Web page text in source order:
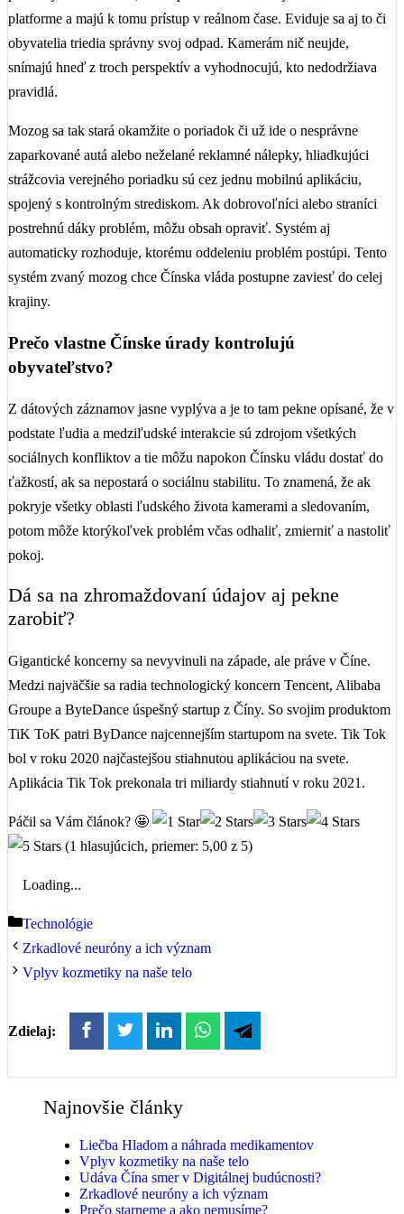
platforme a majú k tomu prístup v reálnom čase. Eviduje sa aj to či
obyvatelia triedia správny svoj odpad. Kamerám nič neujde,
snímajú hneď z troch perspektív a vyhodnocujú, kto nedodržiava
pravidlá.
Mozog sa tak stará okamžite o poriadok či už ide o nesprávne
zaparkované autá alebo neželané reklamné nálepky, hliadkujúci
strážcovia verejného poriadku sú cez jednu mobilnú aplikáciu,
spojený s kontrolným strediskom. Ak dobrovoľníci alebo straníci
postrehnú dáky problém, môžu obsah opraviť. Systém aj
automaticky rozhoduje, ktorému oddeleniu problém postúpi. Tento
systém zvaný mozog chce Čínska vláda postupne zaviesť do celej
krajiny.
Prečo vlastne Čínske úrady kontrolujú
obyvateľstvo?
Z dátových záznamov jasne vyplýva a je to tam pekne opísané, že v
podstate ľudia a medziľudské interakcie sú zdrojom všetkých
sociálnych konfliktov a tie môžu napokon Čínsku vládu dostať do
ťažkostí, ak sa nepostará o sociálnu stabilitu. To znamená, že ak
pokryje všetky oblasti ľudského života kamerami a sledovaním,
potom môže ktorýkoľvek problém včas odhaliť, zmierniť a nastoliť
pokoj.
Dá sa na zhromaždovaní údajov aj pekne
zarobiť?
Gigantické koncerny sa nevyvinuli na západe, ale práve v Číne.
Medzi najväčšie sa radia technologický koncern Tencent, Alibaba
Groupe a ByteDance úspešný startup z Číny. So svojim produktom
TiK ToK patri ByDance najcennejším startupom na svete. Tik Tok
bol v roku 2020 najčastejšou stiahnutou aplikáciou na svete.
Aplikácia Tik Tok prekonala tri miliardy stiahnutí v roku 2021.
Páčil sa Vám článok? 🤩
(1 hlasujúcich, priemer: 5,00 z 5)
Loading...
Kategórie
Technológie
Zrkadlové neuróny a ich význam
Vplyv kozmetiky na naše telo
Zdielaj:
Najnovšie články
Liečba Hladom a náhrada medikamentov
Vplyv kozmetiky na naše telo
Udáva Čína smer v Digitálnej budúcnosti?
Zrkadlové neuróny a ich význam
Prečo starneme a ako nemusíme?